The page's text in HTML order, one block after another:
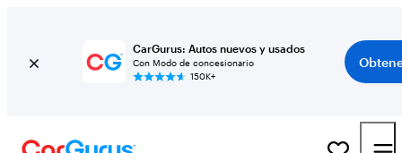
CarGurus: Autos nuevos y usados
Con Modo de concesionario
150K+